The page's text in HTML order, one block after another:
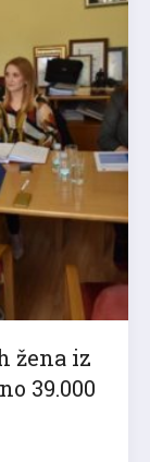
žena iz
39.000